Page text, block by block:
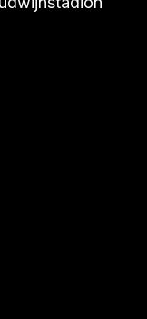
spelers en
met